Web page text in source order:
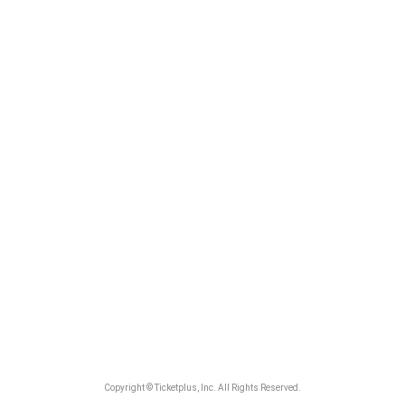
Copyright © Ticketplus, Inc. All Rights Reserved.